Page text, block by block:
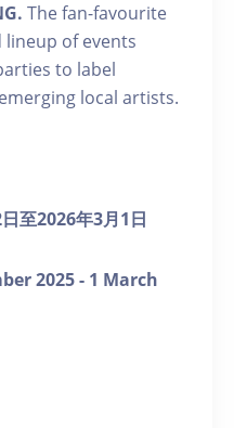
The fan-favourite
of events
to label
local artists.
日至2026年3月1日
2025 - 1 March